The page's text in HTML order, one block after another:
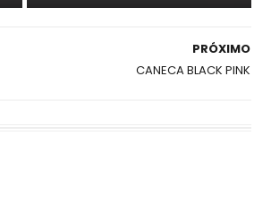
PRÓXIMO
CANECA BLACK PINK